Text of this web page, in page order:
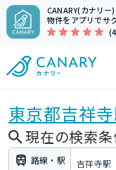
CANARY(カナリー)
物件をアプリでサ
東京都吉祥
現在の検索
路線・駅 吉祥寺駅